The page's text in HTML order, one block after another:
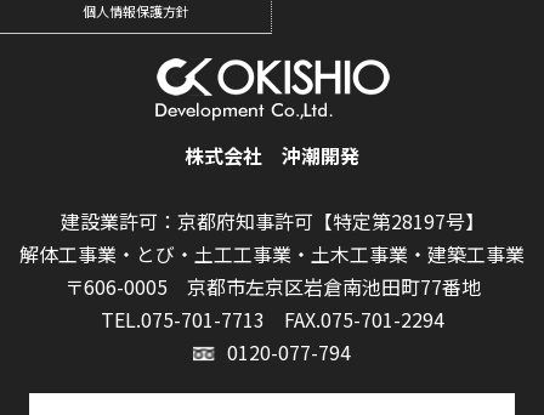
個人情報保護方針
株式会社 沖潮開発
建設業許可：京都府知事許可【特定第28197号】
解体工事業・とび・土工工事業・土木工事業・建築工事業
〒606-0005 京都市左京区岩倉南池田町77番地
TEL.075-701-7713 FAX.075-701-2294
0120-077-794